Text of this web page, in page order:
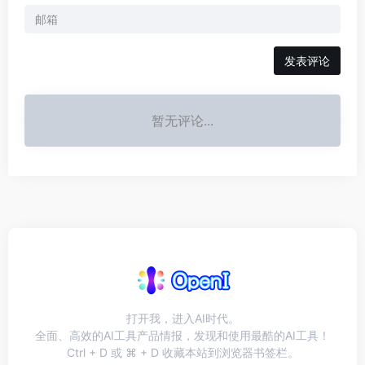
发表评论
暂无评论...
打开我，进入AI时代。
全面、高效的AI工具产品情报，发现和使用最酷的AI工具！
Ctrl + D 或 ⌘ + D 收藏本站到浏览器书签栏。